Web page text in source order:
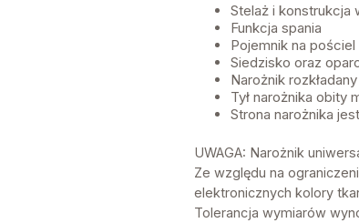
Stelaż i konstrukcja
Funkcja spania
Pojemnik na pościel
Siedzisko oraz
Narożnik
Tył narożnika obity
Strona narożnika
UWAGA: Narożnik
Ze względu na
elektronicznych kolory
Tolerancja wymiarów